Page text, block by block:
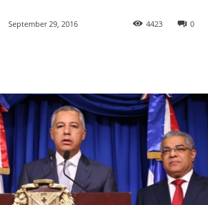
September 29, 2016 0
4423